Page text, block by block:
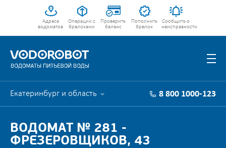
Адреса
водоматов
Операции с
брелоками
Проверить
баланс
Пополнить
брелок
Сообщить о
неисправности
Екатеринбург и область 8 800 1000-123
ВОДОМАТ № 281 -
ФРЕЗЕРОВЩИКОВ, 43